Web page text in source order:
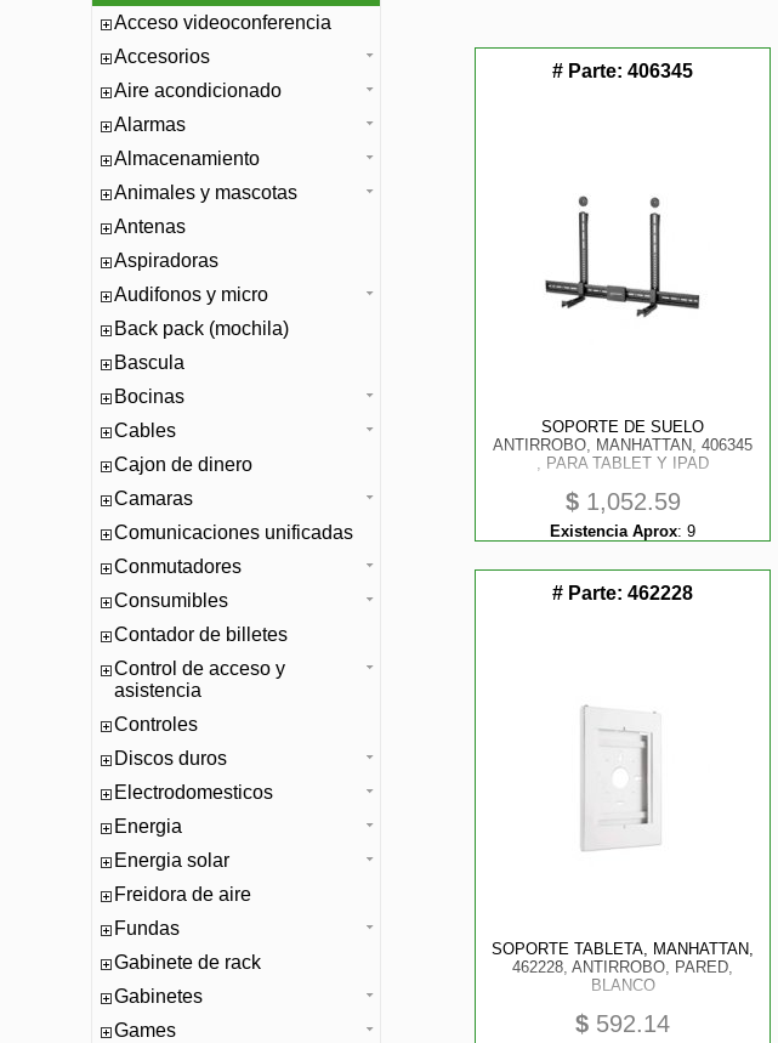
Acceso videoconferencia
Accesorios
Aire acondicionado
Alarmas
Almacenamiento
Animales y mascotas
Antenas
Aspiradoras
Audifonos y micro
Back pack (mochila)
Bascula
Bocinas
Cables
Cajon de dinero
Camaras
Comunicaciones unificadas
Conmutadores
Consumibles
Contador de billetes
Control de acceso y
asistencia
Controles
Discos duros
Electrodomesticos
Energia
Energia solar
Freidora de aire
Fundas
Gabinete de rack
Gabinetes
Games
# Parte:406345
SOPORTE DE SUELO
ANTIRROBO, MANHATTAN, 406345
, PARA TABLET Y IPAD
$1,052.59
Existencia Aprox: 9
# Parte:462228
SOPORTE TABLETA, MANHATTAN,
462228, ANTIRROBO, PARED,
BLANCO
$ 592.14